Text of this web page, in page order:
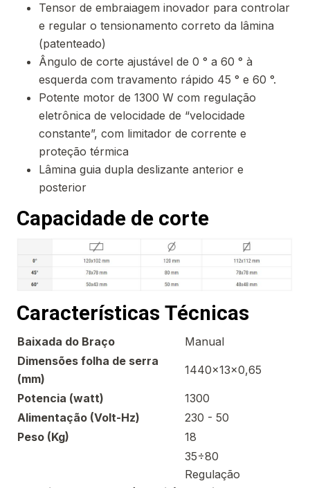
Tensor de embraiagem inovador para controlar
e regular o tensionamento correto da lâmina
(patenteado)
Ângulo de corte ajustável de 0 ° a 60 ° à
esquerda com travamento rápido 45 ° e 60 °.
Potente motor de 1300 W com regulação
eletrônica de velocidade de “velocidade
constante”, com limitador de corrente e
proteção térmica
Lâmina guia dupla deslizante anterior e
posterior
Capacidade de corte
Características Técnicas
Baixada do Braço
Manual
Dimensões folha de serra
(mm)
1440x13x0,65
Potencia (watt)
1300
Alimentação (Volt-Hz)
230 - 50
Peso (Kg)
18
35÷80
Regulação